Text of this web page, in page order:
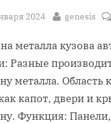
ответами
2024 By
genesis
металла кузова
Разные
металла. Область
капот, двери и
Функция: